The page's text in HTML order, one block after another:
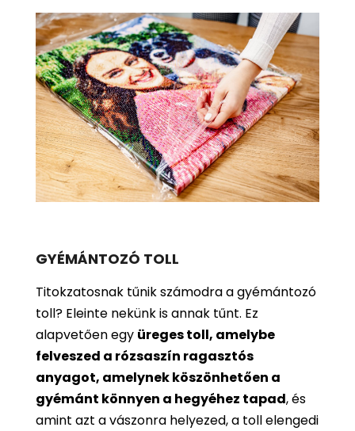
GYÉMÁNTOZÓ TOLL
Titokzatosnak tűnik számodra a gyémántozó
toll? Eleinte nekünk is annak tűnt. Ez
alapvetően egy üreges toll, amelybe
felveszed a rózsaszín ragasztós
anyagot, amelynek köszönhetően a
gyémánt könnyen a hegyéhez tapad, és
amint azt a vászonra helyezed, a toll elengedi